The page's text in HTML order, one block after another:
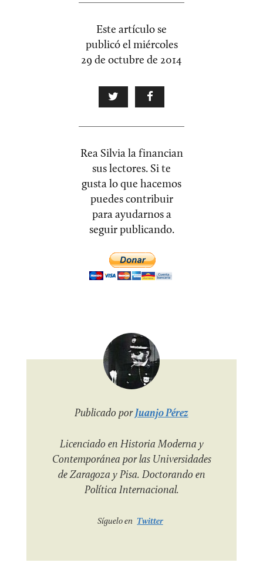
Este artículo se
publicó elmiércoles
29 de octubre de 2014
Rea Silvia la financian
sus lectores. Si te
gusta lo que hacemos
puedes contribuir
para ayudarnos a
seguir publicando.
Publicado porJuanjo Pérez
Licenciado en Historia Moderna y
Contemporánea por las Universidades
de Zaragoza y Pisa. Doctorando en
Política Internacional.
Síguelo en Twitter